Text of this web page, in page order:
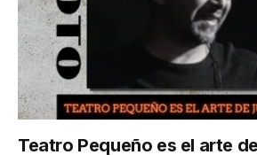
Teatro Pequeño es el arte